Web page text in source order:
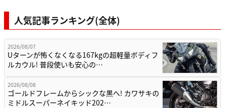
人気記事ランキング(全体)
2026/08/07
Uターンが怖くなくなる167kgの超軽量ボディフ
ルカウル! 普段使いも安心の…
2026/08/08
ゴールドフレームからシックな黒へ! カワサキの
ミドルスーパーネイキッド202…